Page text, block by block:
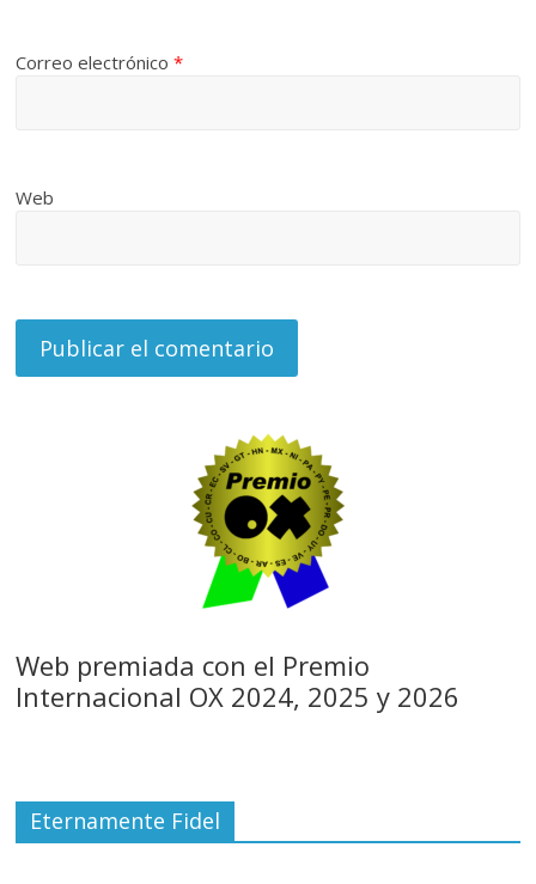
Correo electrónico*
Web
Web premiada con el Premio
Internacional OX 2024, 2025 y 2026
Eternamente Fidel